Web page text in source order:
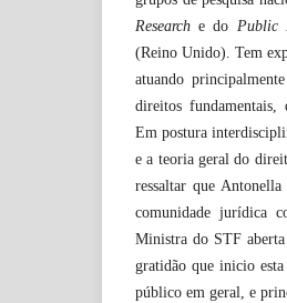
Research e do Public
(Reino Unido). Tem
atuando
direitos
Em postura
e a teoria geral do
ressaltar que
comunidade jurídica
Ministra do STF
gratidão que inicio
público em geral, e